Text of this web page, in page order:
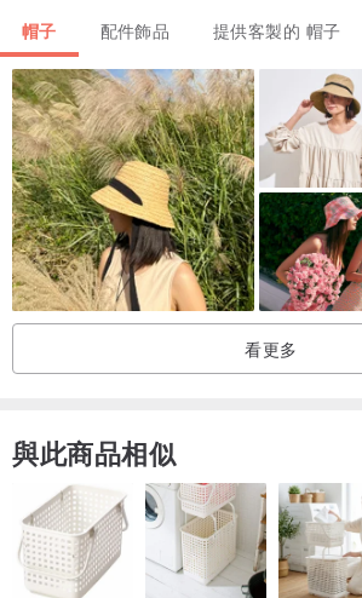
帽子 配件飾品 提供客製的 帽子
看更多
與此商品相似